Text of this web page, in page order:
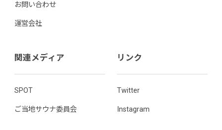
お問い合わせ
運営会社
関連メディア
SPOT
ご当地サウナ委員会
リンク
Twitter
Instagram